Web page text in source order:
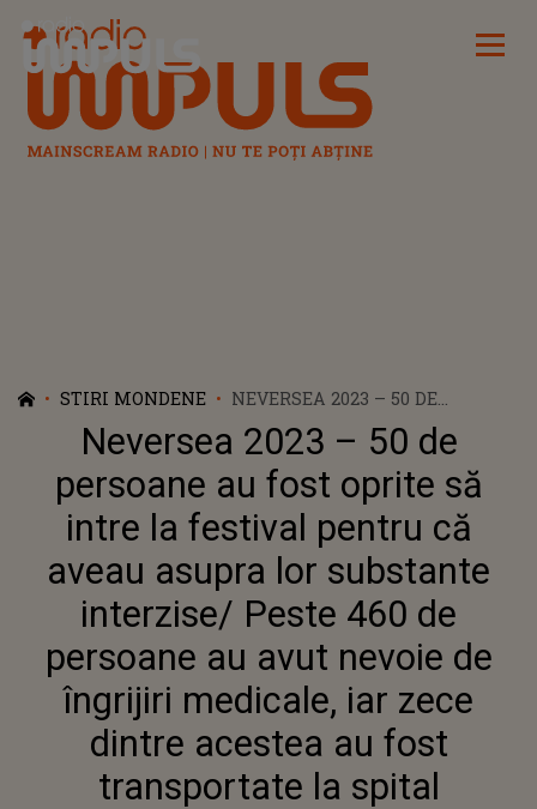
Radio Impuls
STIRI MONDENE
NEVERSEA 2023 – 50 DE
PERSOANE AU FOST OPRITE SĂ
INTRE LA FESTIVAL PENTRU CĂ
AVEAU ASUPRA LOR
SUBSTANTE INTERZISE/ PESTE
460 DE PERSOANE AU AVUT
NEVOIE DE ÎNGRIJIRI
MEDICALE, IAR ZECE DINTRE
ACESTEA AU FOST
TRANSPORTATE LA SPITAL
Neversea 2023 – 50 de
persoane au fost oprite să
intre la festival pentru că
aveau asupra lor substante
interzise/ Peste 460 de
persoane au avut nevoie de
îngrijiri medicale, iar zece
dintre acestea au fost
transportate la spital